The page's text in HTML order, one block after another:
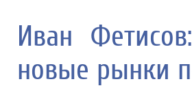
Иван
новые рынки